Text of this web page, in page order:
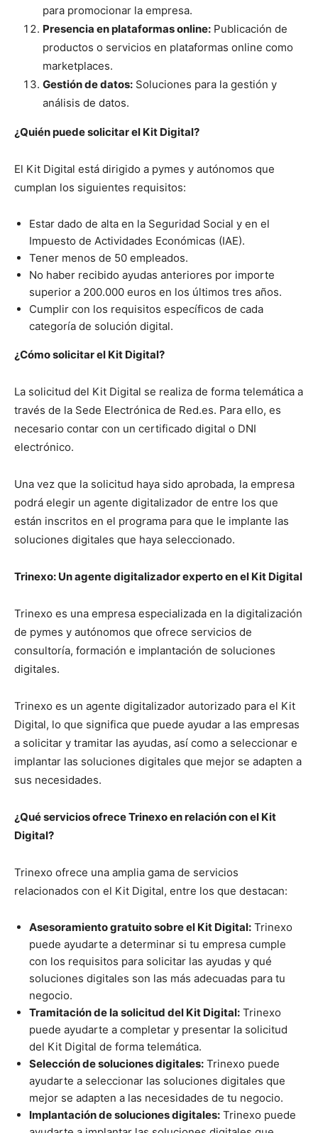
para promocionar la empresa.
Presencia en plataformas online: Publicación de
productos o servicios en plataformas online como
marketplaces.
Gestión de datos: Soluciones para la gestión y
análisis de datos.
¿Quién puede solicitar el Kit Digital?
El Kit Digital está dirigido a pymes y autónomos que
cumplan los siguientes requisitos:
Estar dado de alta en la Seguridad Social y en el
Impuesto de Actividades Económicas (IAE).
Tener menos de 50 empleados.
No haber recibido ayudas anteriores por importe
superior a 200.000 euros en los últimos tres años.
Cumplir con los requisitos específicos de cada
categoría de solución digital.
¿Cómo solicitar el Kit Digital?
La solicitud del Kit Digital se realiza de forma telemática a
través de la Sede Electrónica de Red.es. Para ello, es
necesario contar con un certificado digital o DNI
electrónico.
Una vez que la solicitud haya sido aprobada, la empresa
podrá elegir un agente digitalizador de entre los que
están inscritos en el programa para que le implante las
soluciones digitales que haya seleccionado.
Trinexo: Un agente digitalizador experto en el Kit Digital
Trinexo es una empresa especializada en la digitalización
de pymes y autónomos que ofrece servicios de
consultoría, formación e implantación de soluciones
digitales.
Trinexo es un agente digitalizador autorizado para el Kit
Digital, lo que significa que puede ayudar a las empresas
a solicitar y tramitar las ayudas, así como a seleccionar e
implantar las soluciones digitales que mejor se adapten a
sus necesidades.
¿Qué servicios ofrece Trinexo en relación con el Kit
Digital?
Trinexo ofrece una amplia gama de servicios
relacionados con el Kit Digital, entre los que destacan:
Asesoramiento gratuito sobre el Kit Digital: Trinexo
puede ayudarte a determinar si tu empresa cumple
con los requisitos para solicitar las ayudas y qué
soluciones digitales son las más adecuadas para tu
negocio.
Tramitación de la solicitud del Kit Digital: Trinexo
puede ayudarte a completar y presentar la solicitud
del Kit Digital de forma telemática.
Selección de soluciones digitales: Trinexo puede
ayudarte a seleccionar las soluciones digitales que
mejor se adapten a las necesidades de tu negocio.
Implantación de soluciones digitales: Trinexo puede